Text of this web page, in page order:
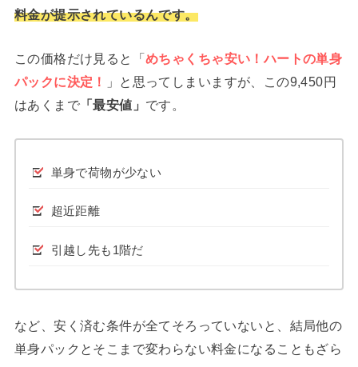
料金が提示されているんです。
この価格だけ見ると「めちゃくちゃ安い！ハートの単身
パックに決定！
」と思ってしまいますが、この9,450円
はあくまで「最安値」 です。
単身で荷物が少ない
超近距離
引越し先も1階だ
など、安く済む条件が全てそろっていないと、結局他の
単身パックとそこまで変わらない料金になることもざら